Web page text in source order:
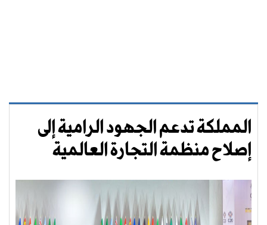
المملكة تدعم الجهود الرامية إلى
إصلاح منظمة التجارة العالمية